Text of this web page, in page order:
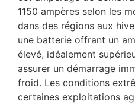
1150 ampères selon les
dans des régions aux
une batterie offrant un
élevé, idéalement
assurer un démarrage
froid. Les conditions
certaines exploitations